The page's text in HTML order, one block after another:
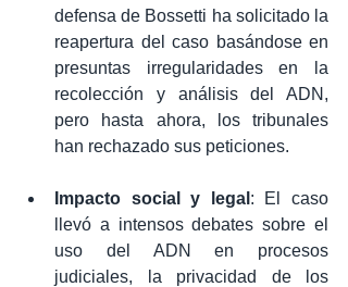
defensa de Bossetti ha solicitado la
reapertura del caso basándose en
presuntas irregularidades en la
recolección y análisis del ADN,
pero hasta ahora, los tribunales
han rechazado sus peticiones.
Impacto social y legal : El caso
llevó a intensos debates sobre el
uso del ADN en procesos
judiciales, la privacidad de los